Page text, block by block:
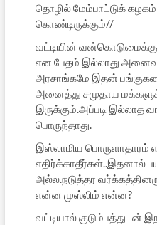
தொழில் மேம்பாட்டுக்
கொண்டிருக்கும்//
வட்டியின்
என பேதம் இல்லாது
அரசாங்கமே இதன்
அனைத்து சமுதாய
இருக்கும்.அப்படி இல்லாத
பொருந்தாது.
இஸ்லாமிய பொருளாதாரம்
எதிர்க்காதீர்கள்..இதனால்
அல்ல.நடுத்தர
என்ன முஸ்லிம் என்ன?
வட்டியால் குடும்பத்துடன்